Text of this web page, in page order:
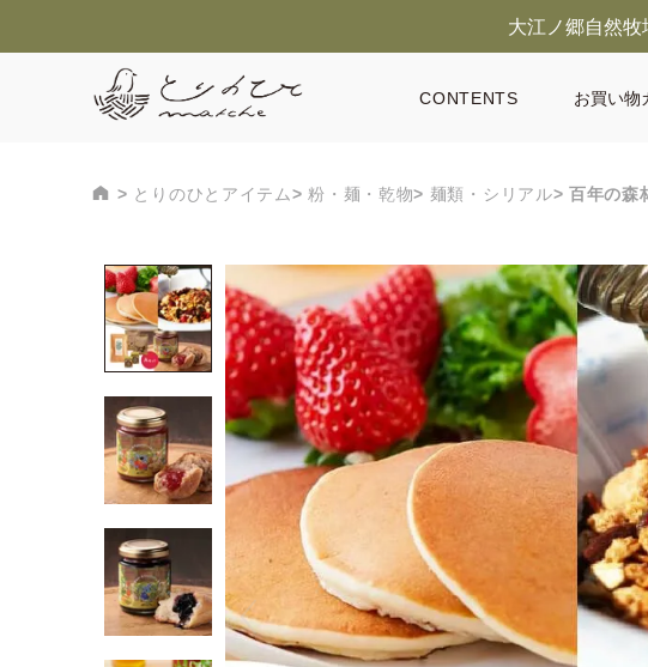
大江ノ郷自然
CONTENTS お買い物
とりのひとアイテム 粉・麺・乾物 麺類・シリアル 百年の森